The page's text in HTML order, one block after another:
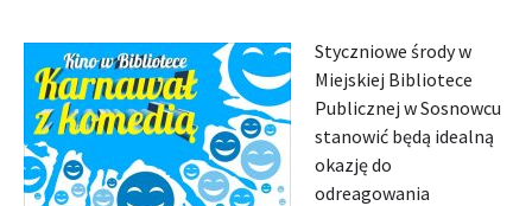
Styczniowe środy w
Miejskiej Bibliotece
Publicznej w Sosnowcu
stanowić będą idealną
okazję do
odreagowania